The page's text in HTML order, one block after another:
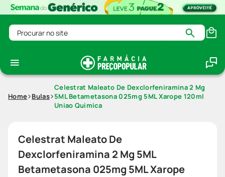
Procurar no site
Home Bulas
Celestrat Maleato De Dexclorfeniramina 2 Mg
5ML Betametasona 025mg 5ML Xarope 120ml
Uniao Quimica
Celestrat Maleato De
Dexclorfeniramina 2 Mg 5ML
Betametasona 025mg 5ML Xarope